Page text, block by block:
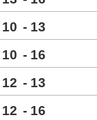
10 - 13
10 - 16
12 - 13
12 - 16